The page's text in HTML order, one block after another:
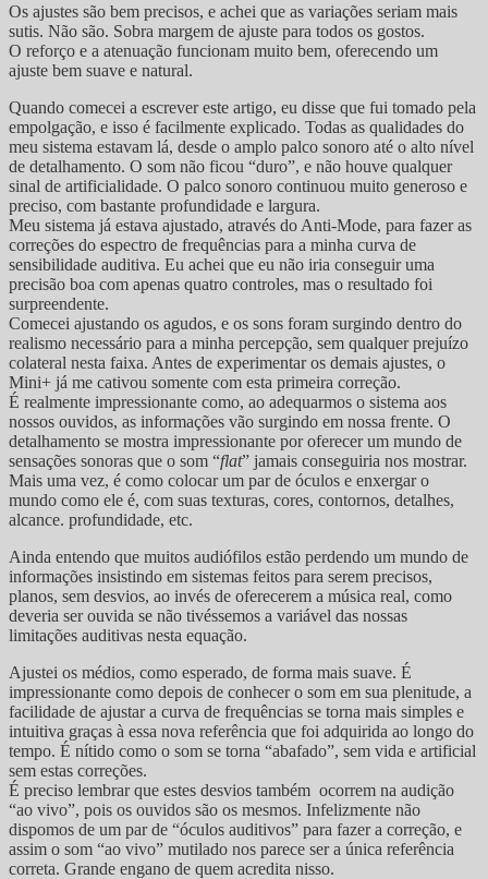
Os ajustes são bem precisos, e achei que as variações seriam mais
sutis. Não são. Sobra margem de ajuste para todos os gostos.
O reforço e a atenuação funcionam muito bem, oferecendo um
ajuste bem suave e natural.
Quando comecei a escrever este artigo, eu disse que fui tomado pela
empolgação, e isso é facilmente explicado. Todas as qualidades do
meu sistema estavam lá, desde o amplo palco sonoro até o alto nível
de detalhamento. O som não ficou “duro”, e não houve qualquer
sinal de artificialidade. O palco sonoro continuou muito generoso e
preciso, com bastante profundidade e largura.
Meu sistema já estava ajustado, através do Anti-Mode, para fazer as
correções do espectro de frequências para a minha curva de
sensibilidade auditiva. Eu achei que eu não iria conseguir uma
precisão boa com apenas quatro controles, mas o resultado foi
surpreendente.
Comecei ajustando os agudos, e os sons foram surgindo dentro do
realismo necessário para a minha percepção, sem qualquer prejuízo
colateral nesta faixa. Antes de experimentar os demais ajustes, o
Mini+ já me cativou somente com esta primeira correção.
É realmente impressionante como, ao adequarmos o sistema aos
nossos ouvidos, as informações vão surgindo em nossa frente. O
detalhamento se mostra impressionante por oferecer um mundo de
sensações sonoras que o som “flat” jamais conseguiria nos mostrar.
Mais uma vez, é como colocar um par de óculos e enxergar o
mundo como ele é, com suas texturas, cores, contornos, detalhes,
alcance. profundidade, etc.
Ainda entendo que muitos audiófilos estão perdendo um mundo de
informações insistindo em sistemas feitos para serem precisos,
planos, sem desvios, ao invés de oferecerem a música real, como
deveria ser ouvida se não tivéssemos a variável das nossas
limitações auditivas nesta equação.
Ajustei os médios, como esperado, de forma mais suave. É
impressionante como depois de conhecer o som em sua plenitude, a
facilidade de ajustar a curva de frequências se torna mais simples e
intuitiva graças à essa nova referência que foi adquirida ao longo do
tempo. É nítido como o som se torna “abafado”, sem vida e artificial
sem estas correções.
É preciso lembrar que estes desvios também ocorrem na audição
“ao vivo”, pois os ouvidos são os mesmos. Infelizmente não
dispomos de um par de “óculos auditivos” para fazer a correção, e
assim o som “ao vivo” mutilado nos parece ser a única referência
correta. Grande engano de quem acredita nisso.